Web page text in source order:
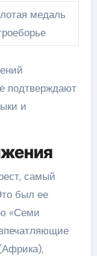
медаль
подтверждают
и
самый
был ее
«Семи